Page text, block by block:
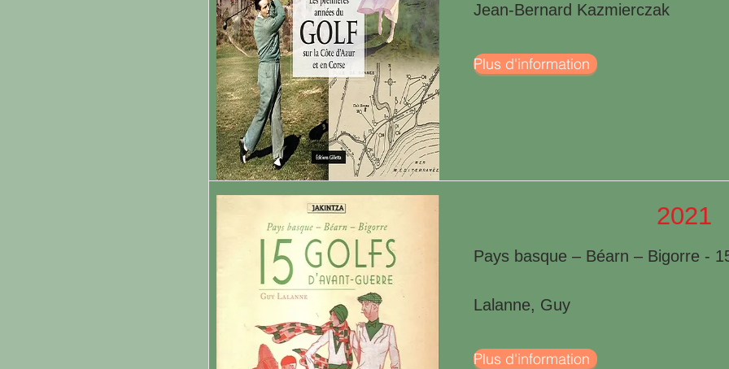
Jean-Bernard Kazmierczak
Plus d'information
2021
Pays basque – Béarn – Bigorre -
Lalanne, Guy
Plus d'information